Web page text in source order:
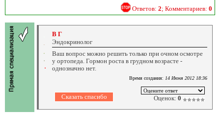
Ответов: 2; Комментариев: 0
В Г
Эндокринолог
Ваш вопрос можно решить только при очном осмотре
у ортопеда. Гормон роста в грудном возрасте -
однозначно нет.
Время создания: 14 Июня 2012 18:36
Оценок: 0